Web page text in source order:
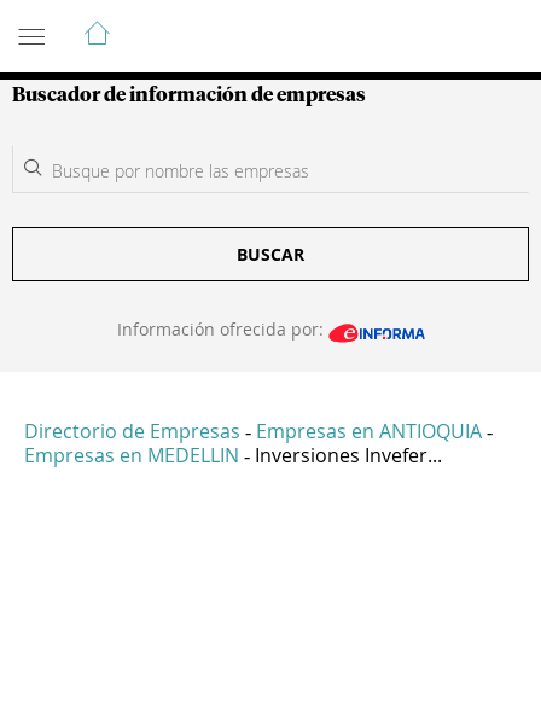
Guía de Empresas Colombianas
Buscador de información de empresas
BUSCAR
Información ofrecida por:
Directorio de Empresas - Empresas en ANTIOQUIA -
Empresas en MEDELLIN - Inversiones Invefer...